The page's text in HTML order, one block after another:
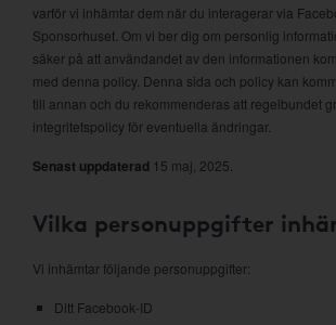
varför vi inhämtar dem när du interagerar via
Sponsorhuset. Om vi ber dig om personlig
säker på att användandet av den informationen
med denna policy. Denna sida och policy kan
till annan och du rekommenderas att regelbundet
integritetspolicy för eventuella ändringar.
Senast uppdaterad 15 maj, 2025.
Vilka personuppgifter
Vi inhämtar följande personuppgifter:
Ditt Facebook-ID